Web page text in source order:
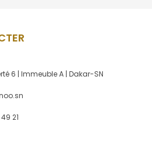
6 | Immeuble A | Dakar-SN
21